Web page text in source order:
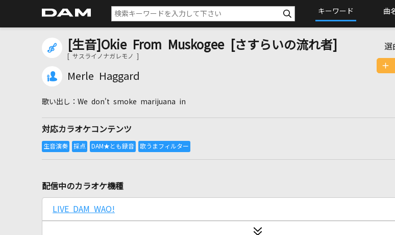
キーワード 曲
[生音]Okie From Muskogee [さすらいの流れ者]
[ サスライノナガレモノ ]
Merle Haggard
選
We don't smoke marijuana in
対応カラオケコンテンツ
配信中のカラオケ機種
LIVE DAM WAO!